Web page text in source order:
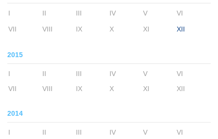
I II III IV V VI
VII VIII IX X XI XII
2015
I II III IV V
VI
VII
VIII IX X XI XII
2014
I II III IV V
VI